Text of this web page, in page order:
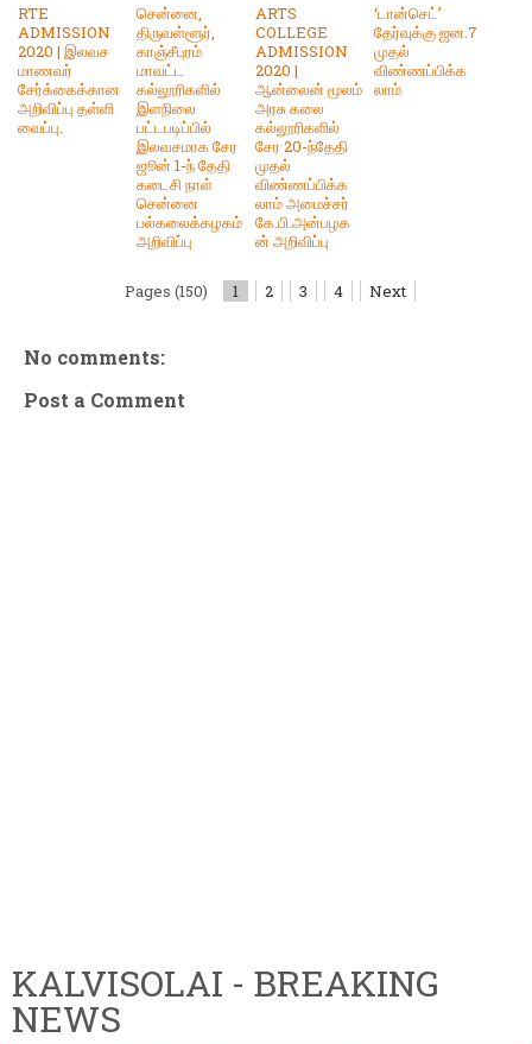
RTE
ADMISSION
2020 | இலவச
மாணவர்
சேர்க்கைக்கான
அறிவிப்பு தள்ளி
வைப்பு.
சென்னை,
திருவள்ளூர்,
காஞ்சீபுரம்
மாவட்ட
கல்லூரிகளில்
இளநிலை
பட்டபடிப்பில்
இலவசமாக சேர
ஜூன் 1-ந் தேதி
கடைசி நாள்
சென்னை
பல்கலைக்கழகம்
அறிவிப்பு
ARTS
COLLEGE
ADMISSION
2020 |
ஆன்லைன் மூலம்
அரசு கலை
கல்லூரிகளில்
சேர 20-ந்தேதி
முதல்
விண்ணப்பிக்க
லாம் அமைச்சர்
கே.பி.அன்பழக
ன் அறிவிப்பு
‘டான்செட்’
தேர்வுக்கு ஜன.7
முதல்
விண்ணப்பிக்க
லாம்
Pages (150) 1 2 3 4 Next
No comments:
Post a Comment
KALVISOLAI - BREAKING
NEWS